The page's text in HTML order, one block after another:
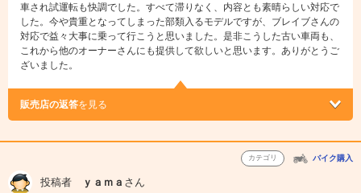
車され試運転も快調でした。すべて滞りなく、内容とも素晴らしい対応で
した。今や貴重となってしまった部類入るモデルですが、ブレイブさんの
対応で益々大事に乗って行こうと思いました。是非こうした古い車両も、
これから他のオーナーさんにも提供して欲しいと思います。ありがとうご
ざいました。
販売店の返答を見る
カテゴリ バイク購入
投稿者 ｙａｍａ さん